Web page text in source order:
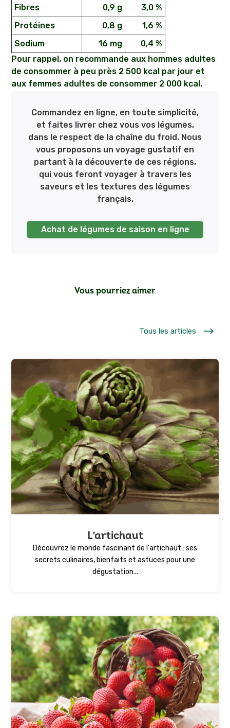
Fibres 0,9 g
3,0 %
Protéines
0,8 g
1,6 %
Sodium
16 mg
0,4 %
Pour rappel, on recommande aux hommes adultes
de consommer à peu près 2 500 kcal par jour et
aux femmes adultes de consommer 2 000 kcal.
Commandez en ligne, en toute simplicité,
et faites livrer chez vous vos légumes,
dans le respect de la chaîne du froid. Nous
vous proposons un voyage gustatif en
partant à la découverte de ces régions,
qui vous feront voyager à travers les
saveurs et les textures des légumes
français.
Achat de légumes de saison en ligne
Vous pourriez aimer
$
Tous les articles
L’artichaut
Découvrez le monde fascinant de l'artichaut : ses
secrets culinaires, bienfaits et astuces pour une
dégustation...